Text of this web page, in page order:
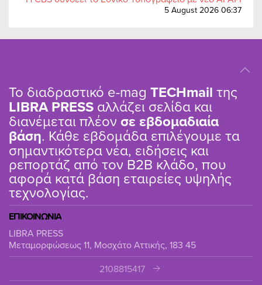
5 August 2026 06:37
Το διαδραστικό e-mag TΕCHmail της
LIBRA PRESS αλλάζει σελίδα και
διανέμεται πλέον σε εβδομαδιαία
βάση. Κάθε εβδομάδα επιλέγουμε τα
σημαντικότερα νέα, ειδήσεις και
ρεπορτάζ από τον B2B κλάδο, που
αφορά κατά βάση εταιρείες υψηλής
τεχνολογίας.
ΕΠΙΚΟΙΝΩΝΙΑ
LIBRA PRESS
Μεταμορφώσεως 11, Μοσχάτο Αττικής, 183 45
2108815417